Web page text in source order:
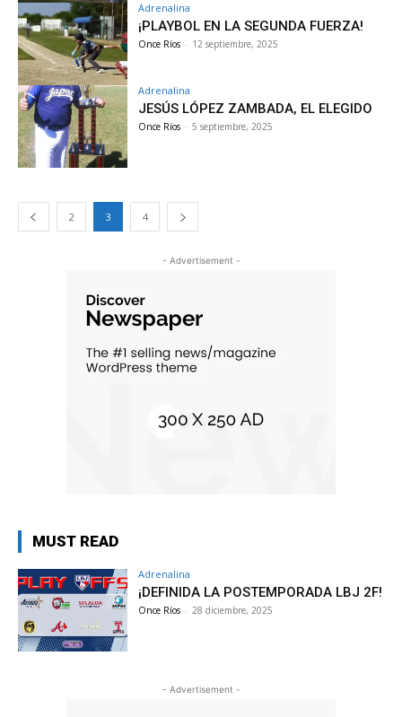
Adrenalina
¡PLAYBOL EN LA SEGUNDA FUERZA!
Once Ríos - 12 septiembre, 2025
Adrenalina
JESÚS LÓPEZ ZAMBADA, EL ELEGIDO
Once Ríos - 5 septiembre, 2025
2 3 4
- Advertisement -
MUST READ
Adrenalina
¡DEFINIDA LA POSTEMPORADA LBJ 2F!
Once Ríos - 28 diciembre, 2025
- Advertisement -